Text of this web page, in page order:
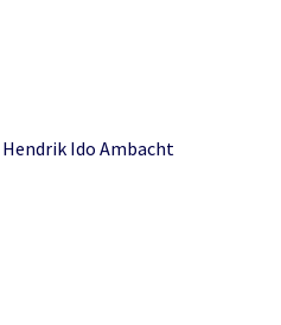
Hendrik Ido Ambacht